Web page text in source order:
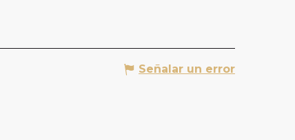
Señalar un error